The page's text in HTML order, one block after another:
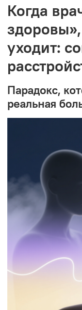
Когда
уходит:
Парадокс,
реальная